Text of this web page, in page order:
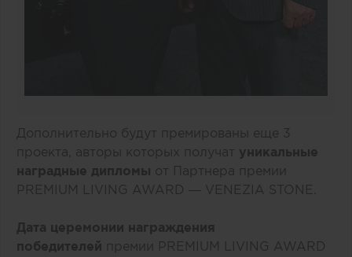
Дополнительно будут премированы еще 3
проекта, авторы которых получат уникальные
наградные дипломы от Партнера премии
PREMIUM LIVING AWARD ― VENEZIA STONE.
Дата церемонии награждения
победителей премии PREMIUM LIVING AWARD